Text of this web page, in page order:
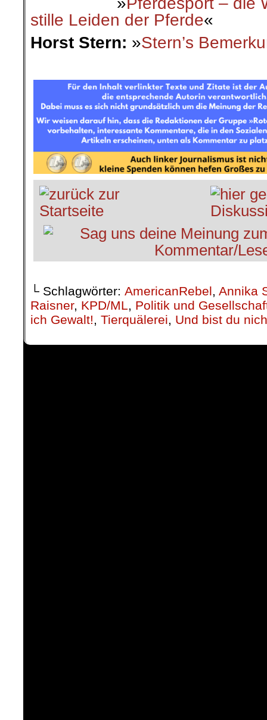
stille Leiden der Pferde«
Horst Stern: »Stern’s
└ Schlagwörter: AmericanRebel, Annika
Raisner, KPD/ML, Politik und
ich Gewalt!, Tierquälerei, Und bist du